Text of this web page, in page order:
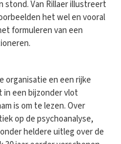
Van Rillaer illustreert
het wel en vooral
formuleren van een
organisatie en een rijke
een bijzonder vlot
is om te lezen. Over
op de psychoanalyse,
heldere uitleg over de